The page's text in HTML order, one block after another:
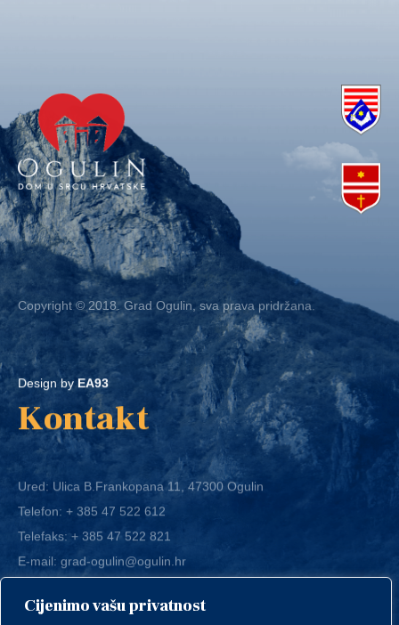
Cijenimo vašu privatnost
Copyright © 2018. Grad Ogulin, sva prava pridržana.
Design by EA93
Kontakt
Ured: Ulica B.Frankopana 11, 47300 Ogulin
Telefon: + 385 47 522 612
Telefaks: + 385 47 522 821
E-mail: grad-ogulin@ogulin.hr
OIB: 58264108511